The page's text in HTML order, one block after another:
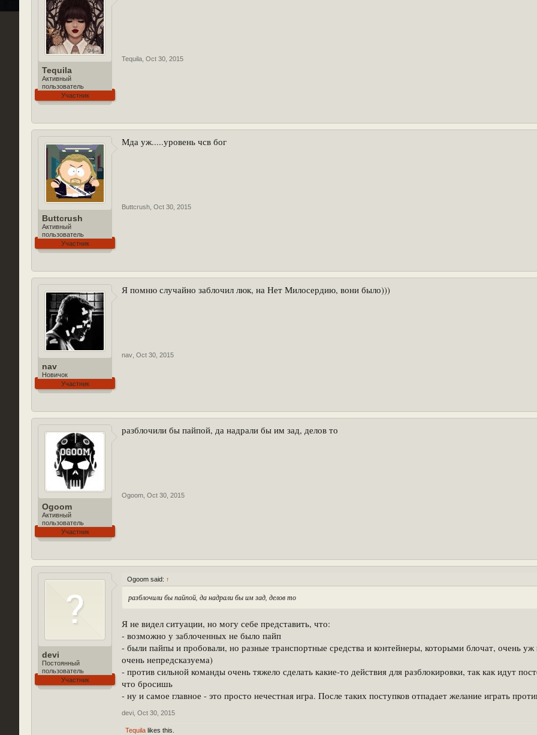
Tequila
Активный
пользователь
Участник
Tequila Oct 30, 2015
Buttcrush
Активный
пользователь
Участник
Мда уж.....уровень чсв бог
Buttcrush Oct 30, 2015
nav
Новичок
Участник
Я помню случайно заблочил люк, на Нет Милосердию, вони было)))
nav Oct 30, 2015
Ogoom
Активный
пользователь
Участник
разблочили бы пайпой, да надрали бы им зад, делов то
Ogoom Oct 30, 2015
devi
Постоянный
пользователь
Участник
Ogoom said: ↑
разблочили бы пайпой, да надрали бы им зад, делов то
Я не видел ситуации, но могу себе представить, что:
- возможно у заблоченных не было пайп
- были пайпы и пробовали, но разные транспортные средства и контейнеры, которыми блочат, очень
очень непредсказуема)
- против сильной команды очень тяжело сделать какие-то действия для разблокировки, так как идут
что бросишь
- ну и самое главное - это просто нечестная игра. После таких поступков отпадает желание играть
devi Oct 30, 2015
Tequila likes this.